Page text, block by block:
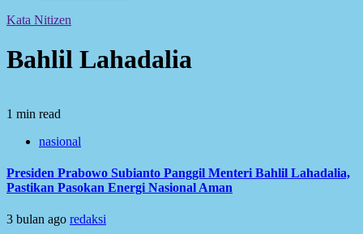
Kata Nitizen
Bahlil Lahadalia
1 min read
nasional
Presiden Prabowo Subianto Panggil Menteri Bahlil Lahadalia,
Pastikan Pasokan Energi Nasional Aman
3 bulan ago redaksi